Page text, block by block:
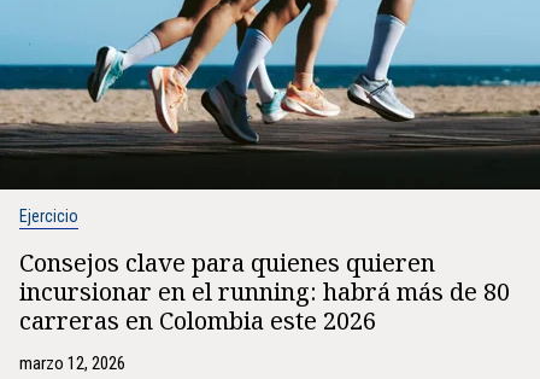
Ejercicio
Consejos clave para quienes quieren
incursionar en el running: habrá más de 80
carreras en Colombia este 2026⁠
marzo 12, 2026